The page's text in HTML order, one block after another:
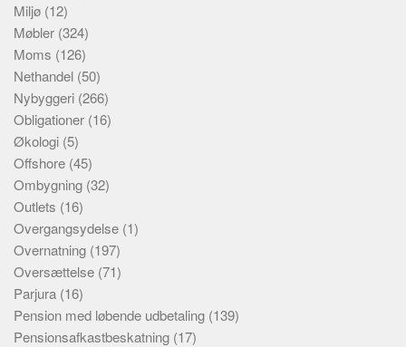
Miljø (12)
Møbler (324)
Moms (126)
Nethandel (50)
Nybyggeri (266)
Obligationer (16)
Økologi (5)
Offshore (45)
Ombygning (32)
Outlets (16)
Overgangsydelse (1)
Overnatning (197)
Oversættelse (71)
Parjura (16)
Pension med løbende udbetaling (139)
Pensionsafkastbeskatning (17)